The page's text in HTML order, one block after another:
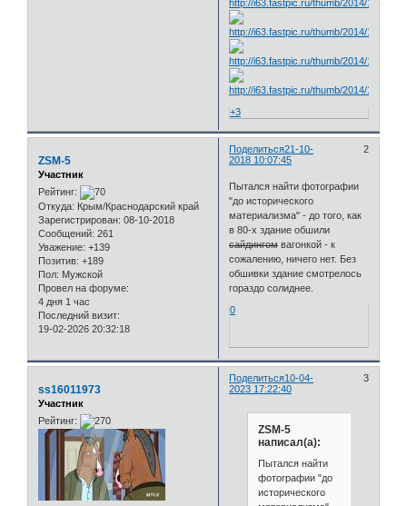
+3
Поделиться 2
21-10-
2018 10:07:45
ZSM-5
Участник
Рейтинг:
Откуда: Крым/Краснодарский край
Зарегистрирован: 08-10-2018
Сообщений: 261
Уважение: +139
Позитив: +189
Пол: Мужской
Провел на форуме:
4 дня 1 час
Последний визит:
19-02-2026 20:32:18
Пытался найти фотографии
"до исторического
материализма" - до того, как
в 80-х здание обшили
сайдингом вагонкой - к
сожалению, ничего нет. Без
обшивки здание смотрелось
гораздо солиднее.
0
Поделиться 3
10-04-
2023 17:22:40
ss16011973
Участник
Рейтинг:
ZSM-5
написал(а):
Пытался найти
фотографии "до
исторического